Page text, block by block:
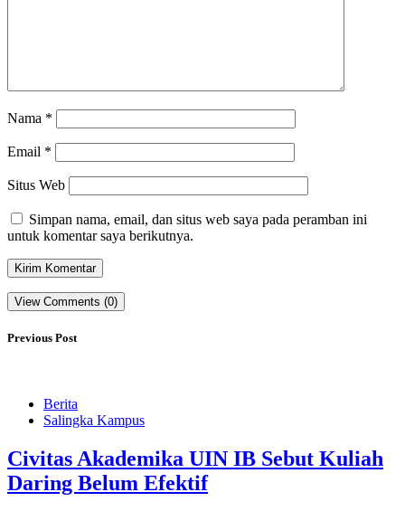
Nama *
Email *
Situs Web
Simpan nama, email, dan situs web saya pada peramban ini
untuk komentar saya berikutnya.
View Comments (0)
Previous Post
Berita
Salingka Kampus
Civitas Akademika UIN IB Sebut Kuliah
Daring Belum Efektif